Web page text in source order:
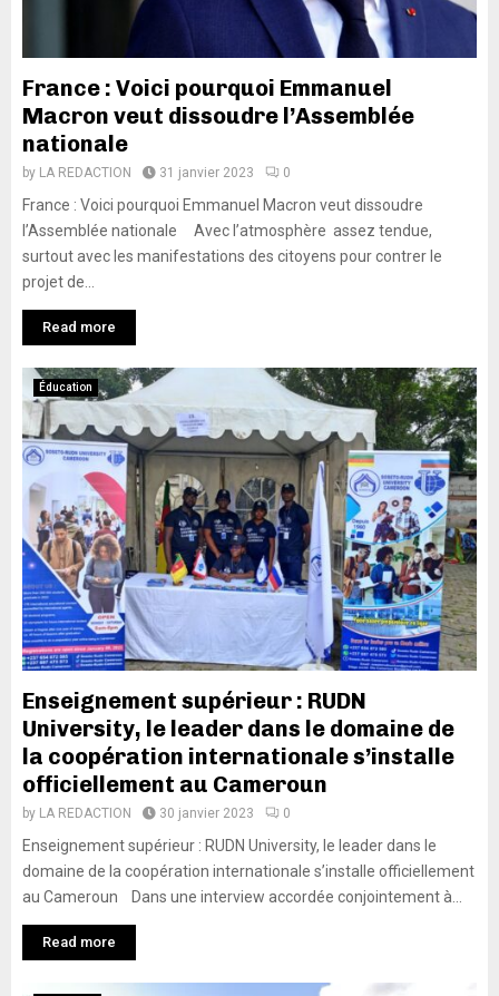
France : Voici pourquoi Emmanuel
Macron veut dissoudre l’Assemblée
nationale
by LA REDACTION 31 janvier 2023 0
France : Voici pourquoi Emmanuel Macron veut dissoudre
l’Assemblée nationale Avec l’atmosphère assez tendue,
surtout avec les manifestations des citoyens pour contrer le
projet de...
Read more
Éducation
Enseignement supérieur : RUDN
University, le leader dans le domaine de
la coopération internationale s’installe
officiellement au Cameroun
by LA REDACTION 30 janvier 2023 0
Enseignement supérieur : RUDN University, le leader dans le
domaine de la coopération internationale s’installe officiellement
au Cameroun Dans une interview accordée conjointement à...
Read more